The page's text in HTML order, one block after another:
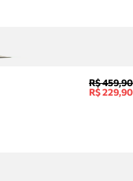
R$ 459,90
R$ 229,90